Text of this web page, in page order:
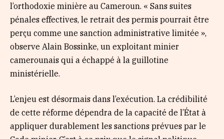
l’orthodoxie minière au Cameroun. « Sans suites
pénales effectives, le retrait des permis pourrait être
perçu comme une sanction administrative limitée »,
observe Alain Bossinke, un exploitant minier
camerounais qui a échappé à la guillotine
ministérielle.
L’enjeu est désormais dans l’exécution. La crédibilité
de cette réforme dépendra de la capacité de l’État à
appliquer durablement les sanctions prévues par le